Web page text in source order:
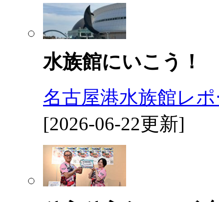
水族館にいこう！
名古屋港水族館レ
[2026-06-22更新]